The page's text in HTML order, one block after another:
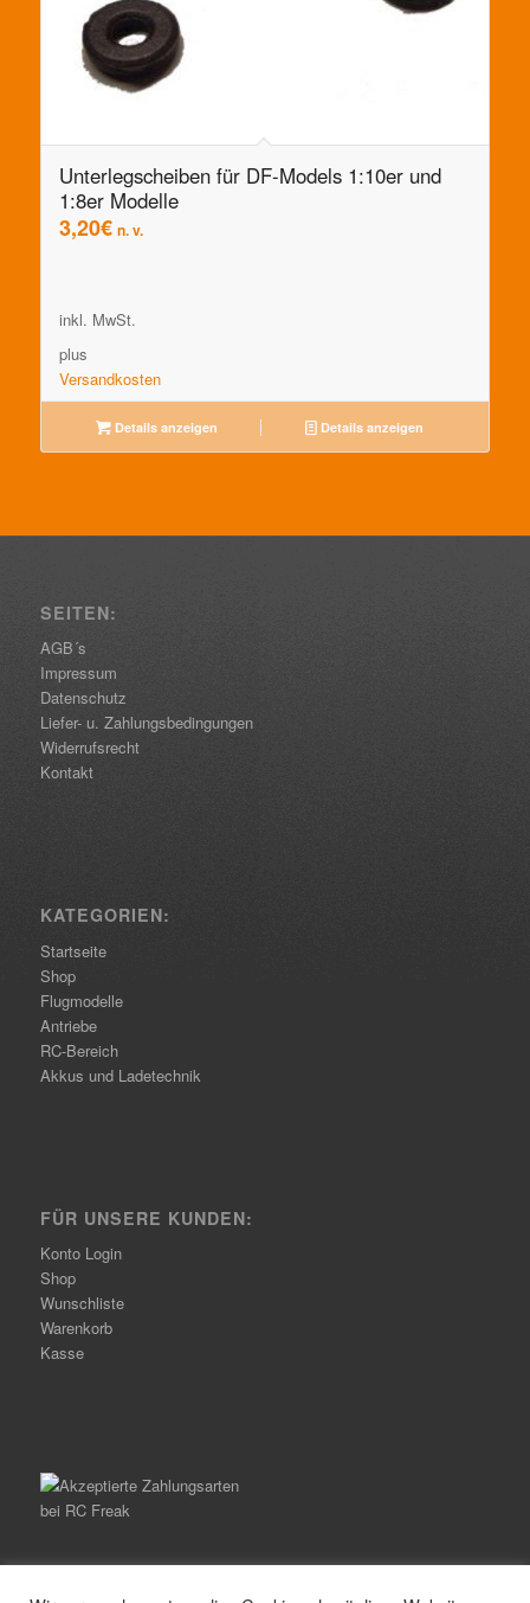
Unterlegscheiben für DF-Models 1:10er und
1:8er Modelle
3,20€ n. v.
inkl. MwSt.
plus
Versandkosten
Details anzeigen Details anzeigen
SEITEN:
AGB´s
Impressum
Datenschutz
Liefer- u. Zahlungsbedingungen
Widerrufsrecht
Kontakt
KATEGORIEN:
Startseite
Shop
Flugmodelle
Antriebe
RC-Bereich
Akkus und Ladetechnik
FÜR UNSERE KUNDEN:
Konto Login
Shop
Wunschliste
Warenkorb
Kasse